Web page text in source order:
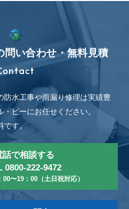
問い合わせ・無料見積
防水工事や雨漏り修理は実績豊
ピーにお任せください。
す。
話で相談する
0800-222-9472
〜19：00（土日祝対応）